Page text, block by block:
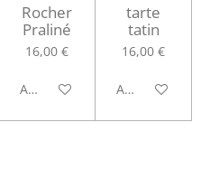
Rocher
Praliné
16,00 €
Ajouter au panier
tarte
tatin
16,00 €
Ajouter au